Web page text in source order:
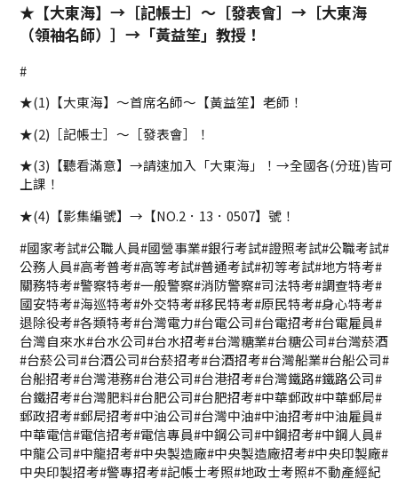
★【大東海】→［記帳士］～［發表會］→［大東海
（領袖名師）］→「黃益笙」教授！
#
★(1)【大東海】～首席名師～【黃益笙】老師！
★(2)［記帳士］～［發表會］！
★(3)【聽看滿意】→請速加入「大東海」！→全國各(分班)皆可
上課！
★(4)【影集編號】→【NO.2．13．0507】號！
#國家考試#公職人員#國營事業#銀行考試#證照考試#公職考試#
公務人員#高考普考#高等考試#普通考試#初等考試#地方特考#
關務特考#警察特考#一般警察#消防警察#司法特考#調查特考#
國安特考#海巡特考#外交特考#移民特考#原民特考#身心特考#
退除役考#各類特考#台灣電力#台電公司#台電招考#台電雇員#
台灣自來水#台水公司#台水招考#台灣糖業#台糖公司#台灣菸酒
#台菸公司#台酒公司#台菸招考#台酒招考#台灣船業#台船公司#
台船招考#台灣港務#台港公司#台港招考#台灣鐵路#鐵路公司#
台鐵招考#台灣肥料#台肥公司#台肥招考#中華郵政#中華郵局#
郵政招考#郵局招考#中油公司#台灣中油#中油招考#中油雇員#
中華電信#電信招考#電信專員#中鋼公司#中鋼招考#中鋼人員#
中龍公司#中龍招考#中央製造廠#中央製造廠招考#中央印製廠#
中央印製招考#警專招考#記帳士考照#地政士考照#不動產經紀